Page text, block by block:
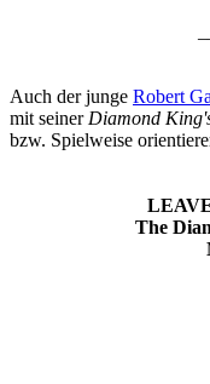
Auch der junge Robert
mit seiner Diamond
bzw. Spielweise
The